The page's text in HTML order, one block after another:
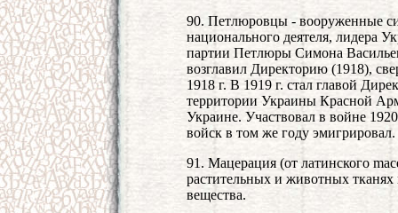
90. Петлюровцы - вооруженные
национального деятеля, лидера
партии Петлюры Симона
возглавил Директорию (1918),
1918 г. В 1919 г. стал главой
территории Украины Красной
Украине. Участвовал в войне
войск в том же году
91. Мацерация (от латинского
растительных и животных тканях
вещества.